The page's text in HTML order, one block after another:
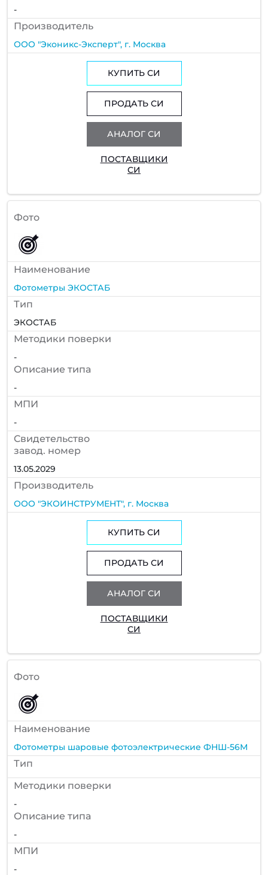
-
Производитель
ООО "Эконикс-Эксперт", г. Москва
КУПИТЬ СИ
ПРОДАТЬ СИ
АНАЛОГ СИ
ПОСТАВЩИКИ
СИ
Фото
Наименование
Фотометры ЭКОСТАБ
Тип
ЭКОСТАБ
Методики поверки
-
Описание типа
-
МПИ
-
Cвидетельство
завод. номер
13.05.2029
Производитель
ООО "ЭКОИНСТРУМЕНТ", г. Москва
КУПИТЬ СИ
ПРОДАТЬ СИ
АНАЛОГ СИ
ПОСТАВЩИКИ
СИ
Фото
Наименование
Фотометры шаровые фотоэлектрические ФНШ-56М
Тип
Методики поверки
-
Описание типа
-
МПИ
-